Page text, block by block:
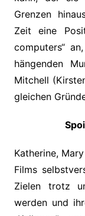
Grenzen
Zeit eine
computers“
hängenden
Mitchell
gleichen
Katherine,
Films
Zielen trotz
werden und